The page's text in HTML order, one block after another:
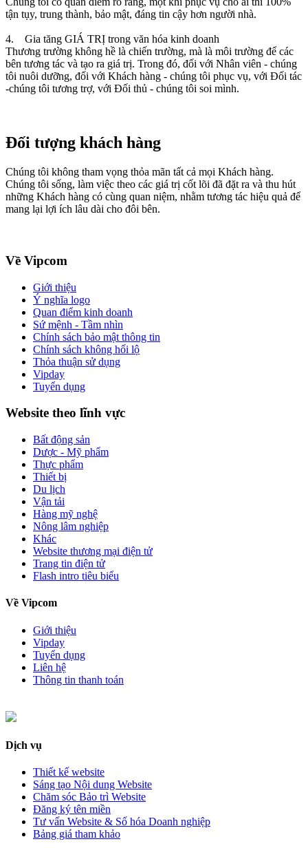
tận tụy, trung thành, bảo mật, đáng tin cậy hơn người nhà.
4. Gia tăng GIÁ TRỊ trong văn hóa kinh doanh
Thương trường không hề là chiến trường, mà là môi trường để các
bên tương tác và tạo ra giá trị. Trong đó, đối với Nhân viên - chúng
tôi nuôi dưỡng, đối với Khách hàng - chúng tôi phục vụ, với Đối tác
-chúng tôi tương trợ, với Đối thủ - chúng tôi soi mình.
Đối tượng khách hàng
Chúng tôi không tham vọng thỏa mãn tất cả mọi Khách hàng.
Chúng tôi sống, làm việc theo các giá trị cốt lõi đã đặt ra và thu hút
những Khách hàng có cùng quan niệm, nhằm tương tác hiệu quả để
mang lại lợi ích lâu dài cho đôi bên.
Về Vipcom
Giới thiệu
Ý nghĩa logo
Quan điểm kinh doanh
Sứ mệnh - Tầm nhìn
Chính sách bảo mật thông tin
Chính sách không hối lộ
Thỏa thuận sử dụng
Vipday
Tuyển dụng
Website theo lĩnh vực
Bất động sản
Dược - Mỹ phẩm
Thực phẩm
Thiết bị
Du lịch
Vận tải
Hàng mỹ nghệ
Nông lâm nghiệp
Khác
Website thương mại điện tử
Trang tin điện tử
Flash intro tiêu biểu
Về Vipcom
Giới thiệu
Vipday
Tuyển dụng
Liên hệ
Thông tin thanh toán
Dịch vụ
Thiết kế website
Sáng tạo Nội dung Website
Chăm sóc Bảo trì Website
Đăng ký tên miền
Tư vấn Website & Số hóa Doanh nghiệp
Bảng giá tham khảo